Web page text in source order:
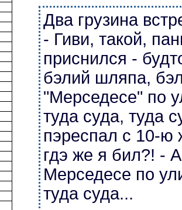
Два грузина
- Гиви, такой,
приснился -
бэлий шляпа,
"Мерседесе" по
туда суда, туда
пэреспал с 10-
гдэ же я бил?! -
Мерседесе по
туда суда...